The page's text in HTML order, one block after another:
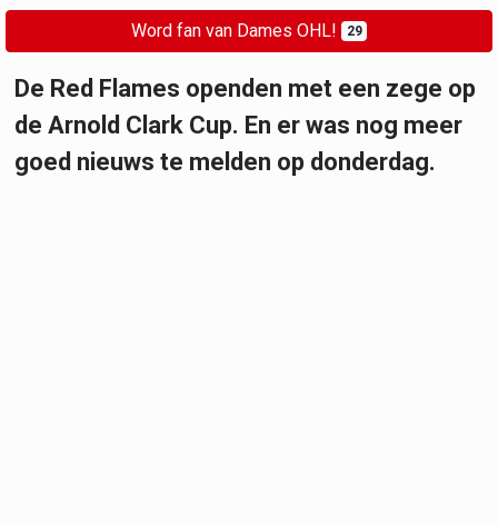
Word fan van Dames OHL! 29
De Red Flames openden met een zege op
de Arnold Clark Cup. En er was nog meer
goed nieuws te melden op donderdag.